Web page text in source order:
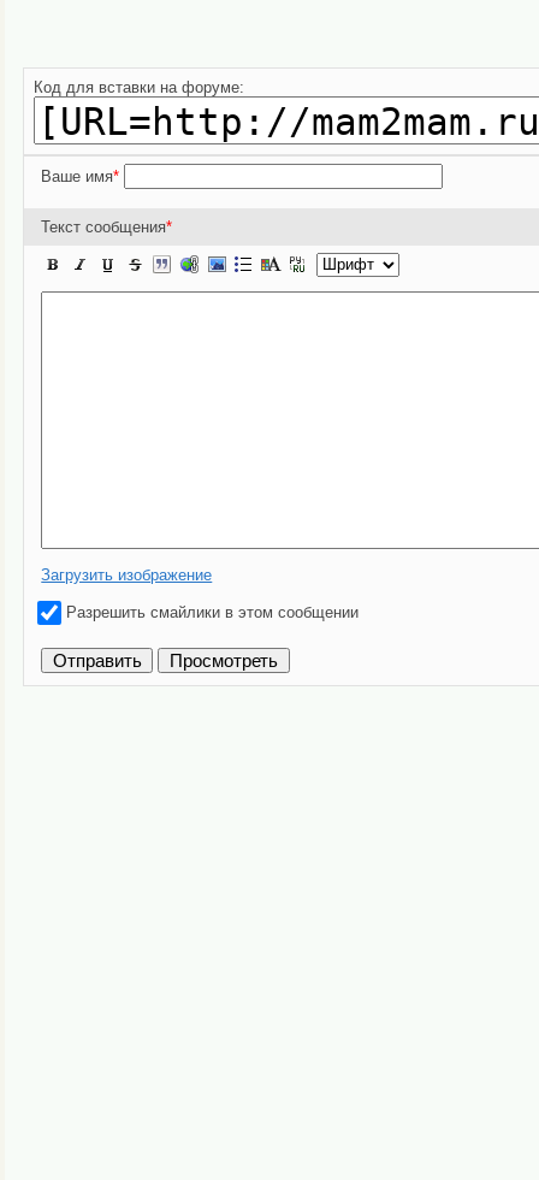
Код для вставки на форуме:
Ваше имя*
Текст сообщения*
Загрузить изображение
Разрешить смайлики в этом сообщении